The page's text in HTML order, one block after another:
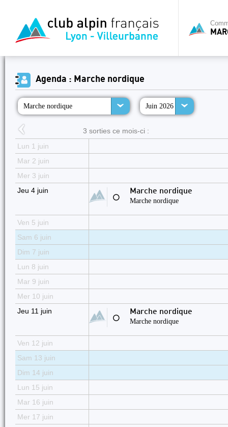
Agenda : Marche nordique
Marche nordique Juin 2026
3 sorties ce mois-ci :
Lun 1 juin
Mar 2 juin
Mer 3 juin
Jeu 4 juin
⚪
Marche nordique
Marche nordique
Ven 5 juin
Sam 6 juin
Dim 7 juin
Lun 8 juin
Mar 9 juin
Mer 10 juin
Jeu 11 juin
⚪
Marche nordique
Marche nordique
Ven 12 juin
Sam 13 juin
Dim 14 juin
Lun 15 juin
Mar 16 juin
Mer 17 juin